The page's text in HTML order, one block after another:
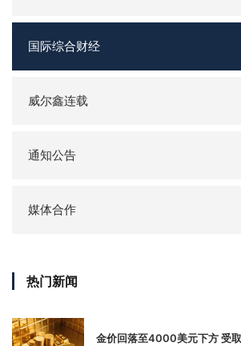
国际综合财经
威尔鑫连载
通知公告
媒体合作
热门新闻
金价回落至4000美元下方 受